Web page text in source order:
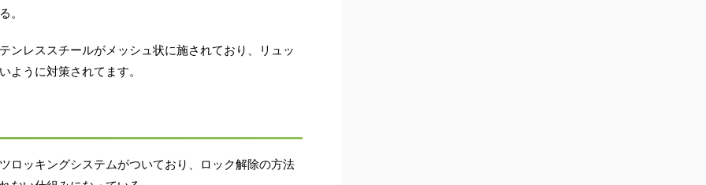
。
ンレススチールがメッシュ状に施されており、リュッ
ように対策されてます。
ロッキングシステムがついており、ロック解除の方法